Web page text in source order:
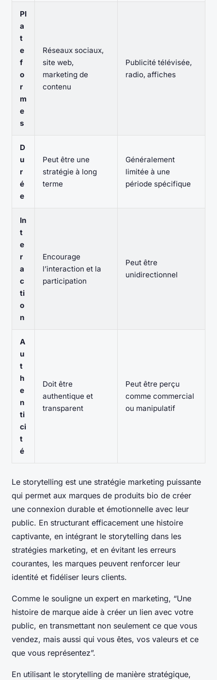
Pl
a
t
e
f
o
r
m
e
s
Réseaux sociaux,
site web,
marketing de
contenu
Publicité télévisée,
radio, affiches
D
u
r
é
e
Peut être une
stratégie à long
terme
Généralement
limitée à une
période spécifique
In
t
e
r
a
c
ti
o
n
Encourage
l’interaction et la
participation
Peut être
unidirectionnel
A
u
t
h
e
n
ti
ci
t
é
Doit être
authentique et
transparent
Peut être perçu
comme commercial
ou manipulatif
Le storytelling est une stratégie marketing puissante
qui permet aux marques de produits bio de créer
une connexion durable et émotionnelle avec leur
public. En structurant efficacement une histoire
captivante, en intégrant le storytelling dans les
stratégies marketing, et en évitant les erreurs
courantes, les marques peuvent renforcer leur
identité et fidéliser leurs clients.
Comme le souligne un expert en marketing, “Une
histoire de marque aide à créer un lien avec votre
public, en transmettant non seulement ce que vous
vendez, mais aussi qui vous êtes, vos valeurs et ce
que vous représentez”.
En utilisant le storytelling de manière stratégique,